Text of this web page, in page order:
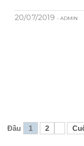
20/07/2019 - ADMIN
Đầu 1 2